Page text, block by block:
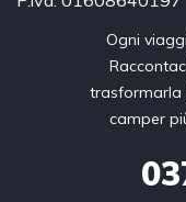
Ogni
trasformarla
camper